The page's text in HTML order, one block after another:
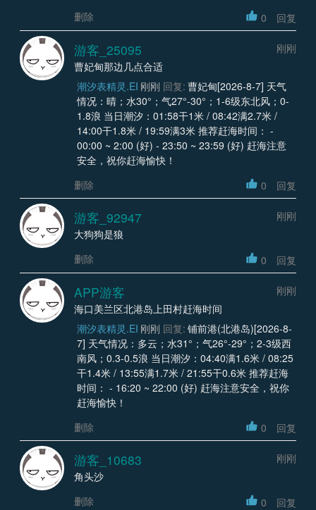
删除
0 回复
游客_25095
刚刚
曹妃甸那边几点合适
潮汐表精灵.EI 刚刚 回复: 曹妃甸[2026-8-7] 天气
情况：晴；水30°；气27°-30°；1-6级东北风；0-
1.8浪 当日潮汐：01:58干1米 / 08:42满2.7米 /
14:00干1.8米 / 19:59满3米 推荐赶海时间： -
00:00 ~ 2:00 (好) - 23:50 ~ 23:59 (好) 赶海注意
安全，祝你赶海愉快！
删除
0 回复
游客_92947
刚刚
大狗狗是狼
删除
0 回复
APP游客
刚刚
海口美兰区北港岛上田村赶海时间
潮汐表精灵.EI 刚刚 回复: 铺前港(北港岛)[2026-8-
7] 天气情况：多云；水31°；气26°-29°；2-3级西
南风；0.3-0.5浪 当日潮汐：04:40满1.6米 / 08:25
干1.4米 / 13:55满1.7米 / 21:55干0.6米 推荐赶海
时间： - 16:20 ~ 22:00 (好) 赶海注意安全，祝你
赶海愉快！
删除
0 回复
游客_10683
刚刚
角头沙
删除
0 回复